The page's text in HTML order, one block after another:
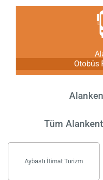
Otobüs
Tüm
Aybastı İtimat Turizm